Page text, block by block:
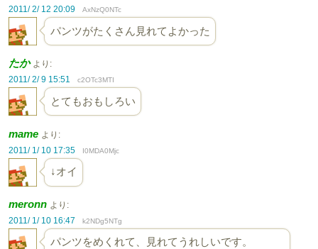
2011/ 2/ 12 20:09
AxNzQ0NTc
パンツがたくさん見れてよかった
たか より:
2011/ 2/ 9 15:51
c2OTc3MTI
とてもおもしろい
mame より:
2011/ 1/ 10 17:35
I0MDA0Mjc
↓オイ
meronn より:
2011/ 1/ 10 16:47
k2NDg5NTg
パンツをめくれて、見れてうれしいです。